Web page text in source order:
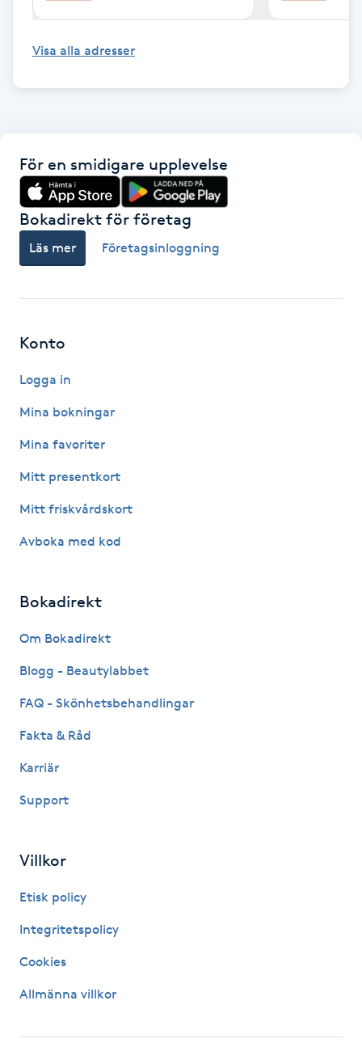
Fotvård
Fransfärgning
Fransförlängning
Fransförlängning Megavolym
Fransk manikyr
Fransrengöring
Friskvård
Funktionsanalys
Föning
G
Gel naglar
Gelenaglar
Gellack
Gellack med förstärkning
Gravidyoga
Gruppträning
Visa alla adresser
För en smidigare upplevelse
Bokadirekt för företag
Läs mer Företagsinloggning
Konto
Logga in
Mina bokningar
Mina favoriter
Mitt presentkort
Mitt friskvårdskort
Avboka med kod
Bokadirekt
Om Bokadirekt
Blogg - Beautylabbet
FAQ - Skönhetsbehandlingar
Fakta & Råd
Karriär
Support
Villkor
Etisk policy
Integritetspolicy
Cookies
Allmänna villkor